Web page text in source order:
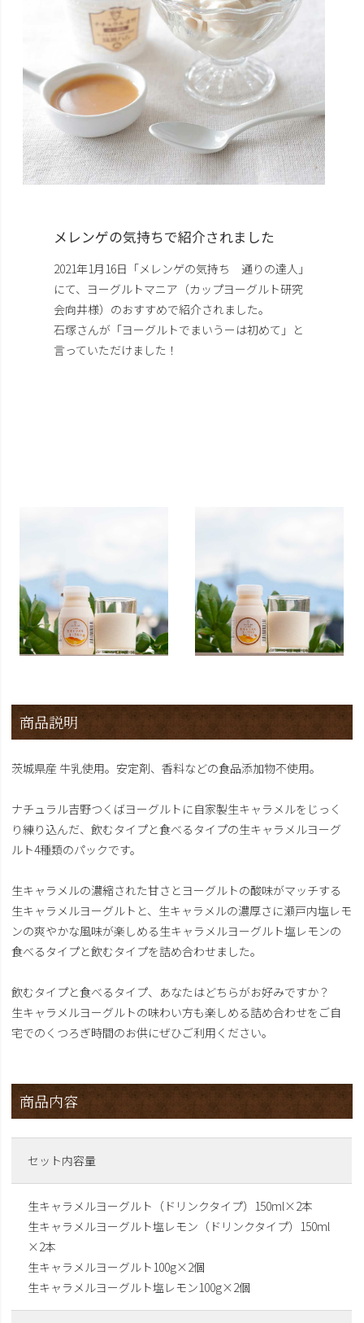
メレンゲの気持ちで紹介されました
2021年1月16日「メレンゲの気持ち 通りの達人」
にて、ヨーグルトマニア（カップヨーグルト研究
会向井様）のおすすめで紹介されました。
石塚さんが「ヨーグルトでまいうーは初めて」と
言っていただけました！
商品説明
茨城県産 牛乳使用。安定剤、香料などの食品添加物不使用。
ナチュラル吉野つくばヨーグルトに自家製生キャラメルをじっく
り練り込んだ、飲むタイプと食べるタイプの生キャラメルヨーグ
ルト4種類のパックです。
生キャラメルの濃縮された甘さとヨーグルトの酸味がマッチする
生キャラメルヨーグルトと、生キャラメルの濃厚さに瀬戸内塩レモ
ンの爽やかな風味が楽しめる生キャラメルヨーグルト塩レモンの
食べるタイプと飲むタイプを詰め合わせました。
飲むタイプと食べるタイプ、あなたはどちらがお好みですか？
生キャラメルヨーグルトの味わい方も楽しめる詰め合わせをご自
宅でのくつろぎ時間のお供にぜひご利用ください。
商品内容
セット内容量
生キャラメルヨーグルト（ドリンクタイプ）150ml×2本
生キャラメルヨーグルト塩レモン（ドリンクタイプ）150ml
×2本
生キャラメルヨーグルト100g×2個
生キャラメルヨーグルト塩レモン100g×2個